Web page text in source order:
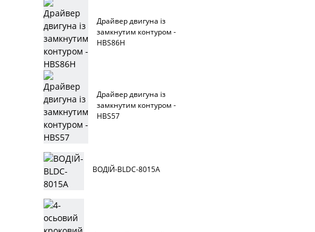
Драйвер двигуна із
замкнутим контуром -
HBS86H
Драйвер двигуна із
замкнутим контуром -
HBS57
ВОДІЙ-BLDC-8015A